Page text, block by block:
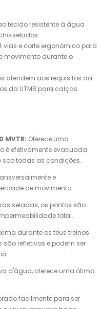
tecido resistente à água
selados
vias e corte ergonómico para
movimento durante o
atendem aos requisitos da
da UTMB para calças
MVTR: Oferece uma
é efetivamente evacuada
sob todas as condições.
e
de movimento
seladas, os pontos são
total.
durante os teus treinos
refletivos e podem ser
d'água, oferece uma ótima
facilmente para ser